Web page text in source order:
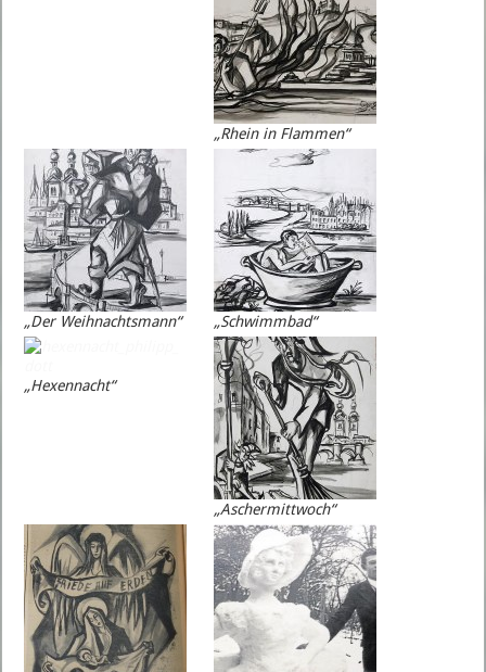
„Rhein in Flammen“
„Der Weihnachtsmann“ „Schwimmbad“
„Hexennacht“
„Aschermittwoch“